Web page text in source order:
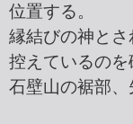
位置する。
縁結びの神と
控えているのを
石壁山の裾部、